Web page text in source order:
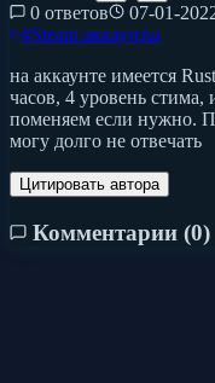
0 ответов
07-01-
#Steam аккаунты
на аккаунте имеется
часов, 4 уровень стима,
поменяем если нужно.
могу долго не отвечать
Цитировать автора
Комментарии (0)